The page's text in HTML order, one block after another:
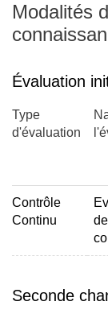
Modalités
Évaluation
Type
d'évaluation
Contrôle
Continu
de
Seconde